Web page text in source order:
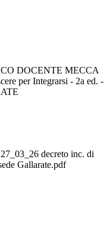
DOCENTE MECCA
per Integrarsi - 2a ed. -
decreto inc. di
Gallarate.pdf